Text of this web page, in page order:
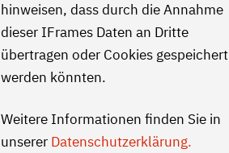
hinweisen, dass durch die Annahme
dieser IFrames Daten an Dritte
übertragen oder Cookies gespeichert
werden könnten.
Weitere Informationen finden Sie in
unserer Datenschutzerklärung.